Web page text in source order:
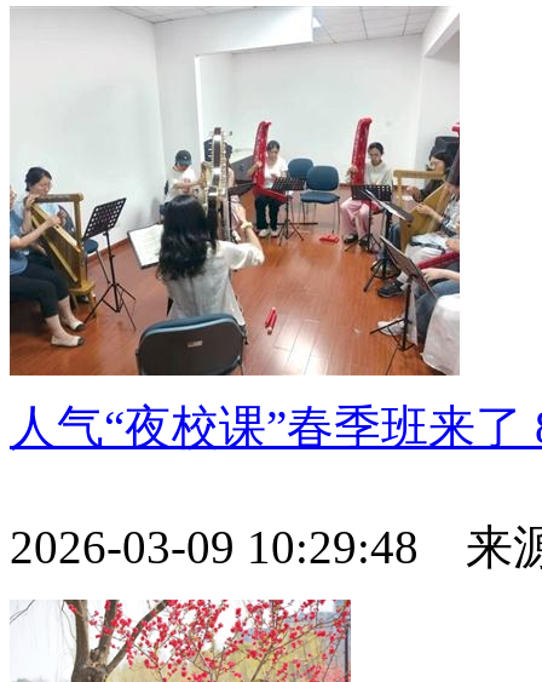
人气“夜校课”春季班来
2026-03-09 10:29:48 来